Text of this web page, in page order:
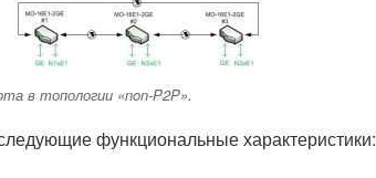
в топологии «non-P2P».
функциональные характеристики: